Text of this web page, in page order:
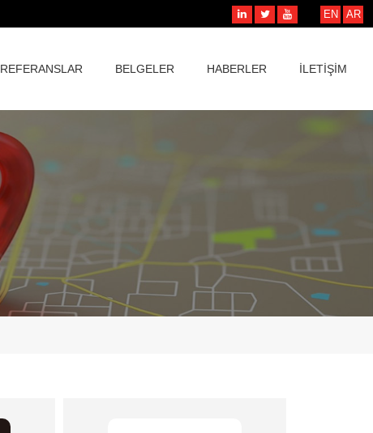
EN AR
REFERANSLAR BELGELER HABERLER İLETİŞİM